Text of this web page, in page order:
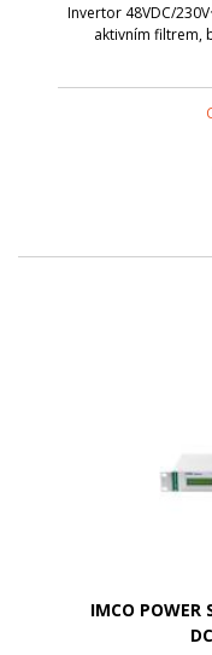
Invertor 48VDC/
aktivním filtrem,
IMCO